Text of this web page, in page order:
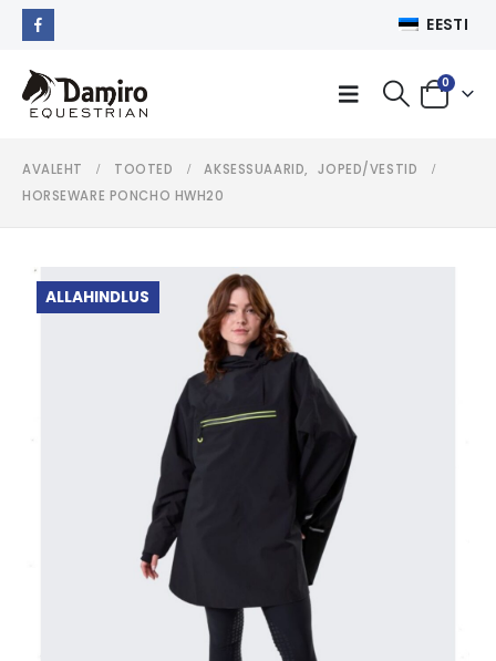
EESTI
0
AVALEHT TOOTED AKSESSUAARID,
JOPED/VESTID
HORSEWARE PONCHO HWH20
ALLAHINDLUS